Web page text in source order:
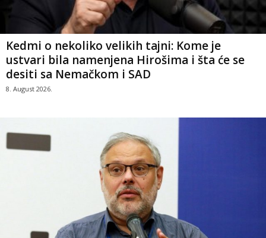
Kedmi o nekoliko velikih tajni: Kome je
ustvari bila namenjena Hirošima i šta će se
desiti sa Nemačkom i SAD
8. August 2026.